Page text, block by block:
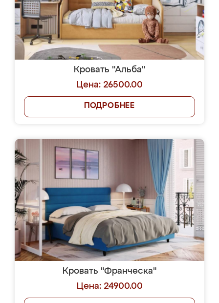
Кровать "Альба"
Цена: 26500.00
ПОДРОБНЕЕ
Кровать "Франческа"
Цена: 24900.00